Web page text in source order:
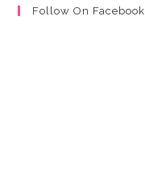
Follow On Facebook